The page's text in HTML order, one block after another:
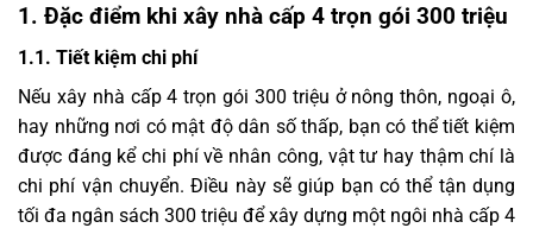
1. Đặc điểm khi xây nhà cấp 4 trọn gói 300 triệu
1.1. Tiết kiệm chi phí
Nếu xây nhà cấp 4 trọn gói 300 triệu ở nông thôn, ngoại ô,
hay những nơi có mật độ dân số thấp, bạn có thể tiết kiệm
được đáng kể chi phí về nhân công, vật tư hay thậm chí là
chi phí vận chuyển. Điều này sẽ giúp bạn có thể tận dụng
tối đa ngân sách 300 triệu để xây dựng một ngôi nhà cấp 4